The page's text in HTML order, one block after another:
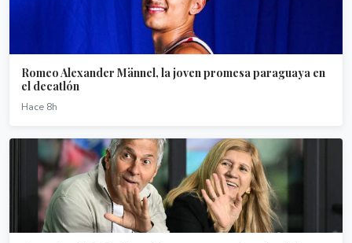
Romeo Alexander Männel, la joven promesa paraguaya en
el decatlón
Hace 8h